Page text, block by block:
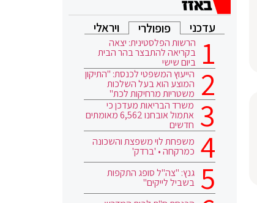
עדכני פופולרי ויראלי
הרשות הפלסטינית: יצאה
בקריאה להתבצר בהר הבית
ביום שישי
הייעוץ המשפטי לכנסת: "התיקון
המוצע הוא בעל השלכות
משטריות מרחיקות לכת"
משרד הבריאות מעדכן כי
אתמול אובחנו 6,562 מאומתים
חדשים
משפחת לוי משפצת והשכונה
כמרקחה • 'ברדק'
גנץ: "צה"ל סופג התקפות
בשביל לייקים"